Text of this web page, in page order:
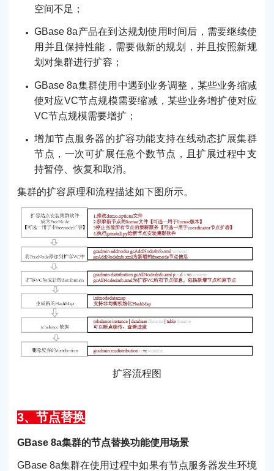
空间不足；
GBase 8a产品在到达规划使用时间后，需要继续使
用并且保持性能，需要做新的规划，并且按照新规
划对集群进行扩容；
GBase 8a集群使用中遇到业务调整，某些业务缩减
使对应VC节点规模需要缩减，某些业务增扩使对应
VC节点规模需要增扩；
增加节点服务器的扩容功能支持在线动态扩展集群
节点，一次可扩展任意个数节点，且扩展过程中支
持暂停、恢复和取消。
集群的扩容原理和流程描述如下图所示。
扩容流程图
3、节点替换
GBase 8a集群的节点替换功能使用场景
GBase 8a集群在使用过程中如果有节点服务器发生环境